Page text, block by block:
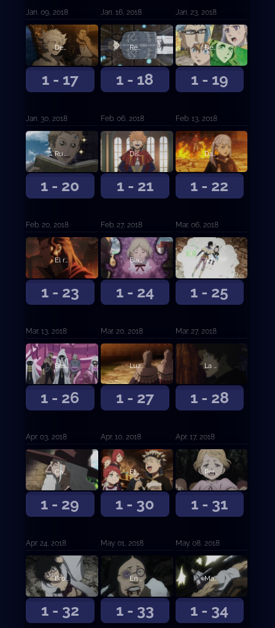
Jan. 09, 2018 Jan. 16, 2018 Jan. 23, 2018
1 - 17
Destructor
Jan. 30, 2018
1 - 18
Recuerdos del pasado
Feb. 06, 2018
1 - 19
Destrucción y salvación
Feb. 13, 2018
1 - 20
Runión en la capital
Feb. 20, 2018
1 - 21
Disturbios en la capital
Feb. 27, 2018
1 - 22
Danza bulliciosa de magia
Mar. 06, 2018
1 - 23
El rey león carmesí
Mar. 13, 2018
1 - 24
Blackout
Mar. 20, 2018
1 - 25
Adversidad
Mar. 27, 2018
1 - 26
Bestia herida
Apr. 03, 2018
1 - 27
Luz
Apr. 10, 2018
1 - 28
La persona en mi corazón
Apr. 17, 2018
1 - 29
Camino
Apr. 24, 2018
1 - 30
El mago del espejo
May. 01, 2018
1 - 31
Persecución en la nieve
May. 08, 2018
1 - 32
Brotes de tres hojas
1 - 33
En el futuro ayudará a alguien
1 - 34
Magia de Luz contra Magia de Oscuridad